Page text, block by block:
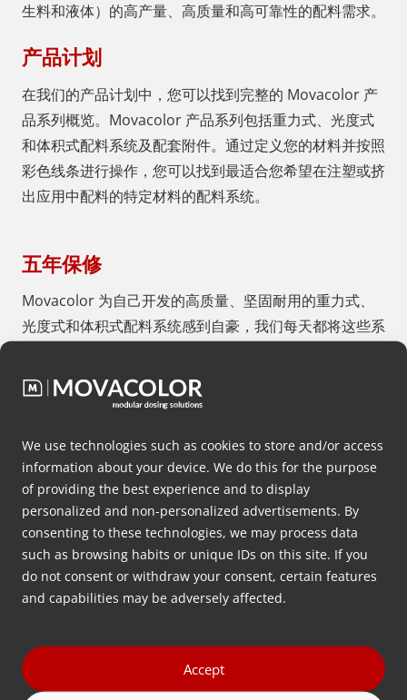
We use technologies such as cookies to store and/or access
information about your device. We do this for the purpose
of providing the best experience and to display
personalized and non-personalized advertisements. By
consenting to these technologies, we may process data
such as browsing habits or unique IDs on this site. If you
do not consent or withdraw your consent, certain features
and capabilities may be adversely affected.
Accept
生料和液体）的高产量、高质量和高可靠性的配料需求。
产品计划
在我们的产品计划中，您可以找到完整的 Movacolor 产
品系列概览。Movacolor 产品系列包括重力式、光度式
和体积式配料系统及配套附件。通过定义您的材料并按照
彩色线条进行操作，您可以找到最适合您希望在注塑或挤
出应用中配料的特定材料的配料系统。
五年保修
Movacolor 为自己开发的高质量、坚固耐用的重力式、
光度式和体积式配料系统感到自豪，我们每天都将这些系
塑料生产商提供所有 Movacolor 配料系统非磨损部件的
五年保修服务。
全球分销网络
Movacolor 拥有一个由 70 多家经销商组成的全球网络，
他们在注塑和挤出领域有着丰富的经验。每个分销商都精
通 Movacolor 配料系统的应用和塑料生产商的配料要
求。无论是使用色母粒、粉末、再生料还是液体。我们的
分销商始终可以信赖 Movacolor 工程师的专业知识，即
使是在为具有不寻常甚至独特要求的塑料生产商设计定制
工作机会